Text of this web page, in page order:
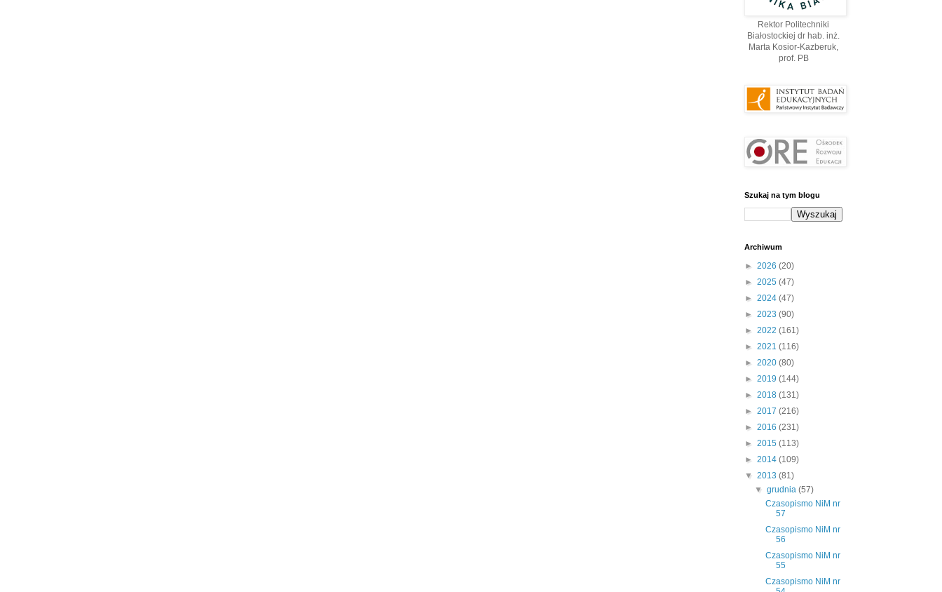
Rektor Politechniki
Białostockiej dr hab. inż.
Marta Kosior-Kazberuk,
prof. PВ
Szukaj na tym blogu
Archiwum
► 2026 (20)
► 2025 (47)
► 2024 (47)
► 2023 (90)
► 2022 (161)
► 2021 (116)
► 2020 (80)
► 2019 (144)
► 2018 (131)
► 2017 (216)
► 2016 (231)
► 2015 (113)
► 2014 (109)
▼ 2013 (81)
▼grudnia(57)
Czasopismo NiM nr
57
Czasopismo NiM nr
56
Czasopismo NiM nr
55
Czasopismo NiM nr